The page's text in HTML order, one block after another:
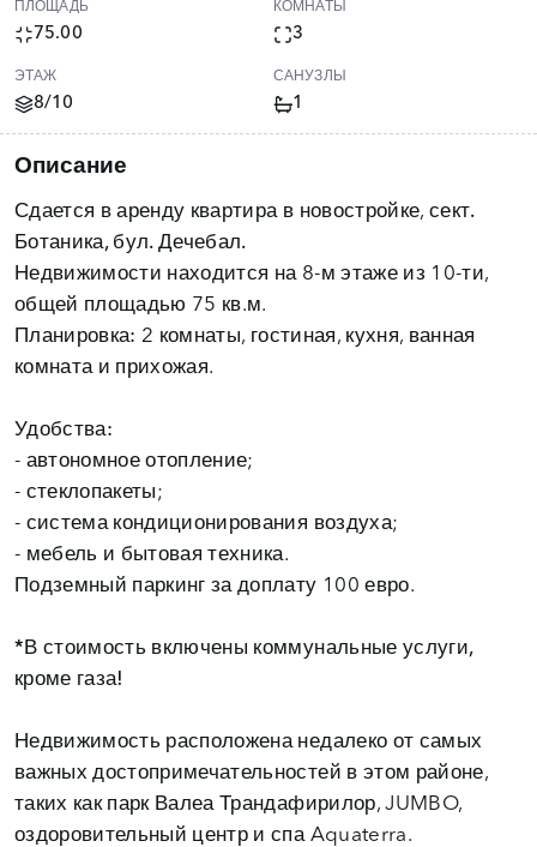
ПЛОЩАДЬ
75.00
КОМНАТЫ
3
ЭТАЖ
8/10
САНУЗЛЫ
1
Описание
Сдается в аренду квартира в новостройке, сект.
Ботаника, бул. Дечебал.
Недвижимости находится на 8-м этаже из 10-ти,
Планировка: 2 комнаты, гостиная, кухня, ванная
комната и прихожая.
Удобства:
- автономное отопление;
- стеклопакеты;
- система кондиционирования воздуха;
- мебель и бытовая техника.
Подземный паркинг за доплату 100 евро.
*В стоимость включены коммунальные услуги,
кроме газа!
Недвижимость расположена недалеко от самых
важных достопримечательностей в этом районе,
таких как парк Валеа Трандафирилор, JUMBO,
оздоровительный центр и спа Aquaterra.